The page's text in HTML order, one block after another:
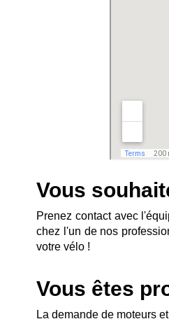
Vous
Prenez contact avec
chez l'un de nos
votre vélo !
Vous êtes
La demande de moteurs